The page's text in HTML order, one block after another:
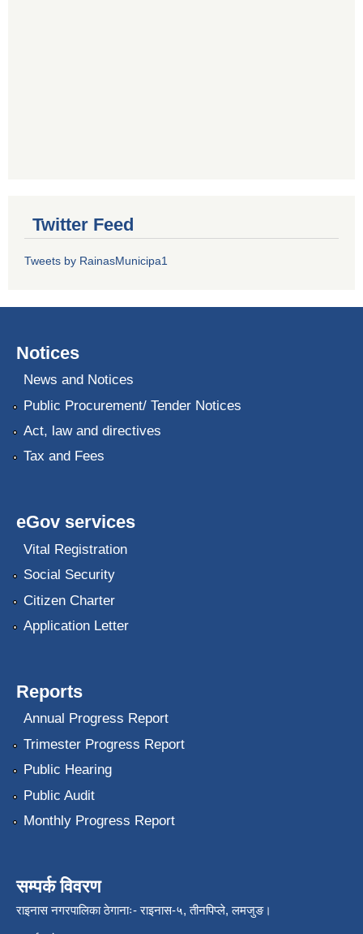
Twitter Feed
Tweets by RainasMunicipa1
Notices
News and Notices
Public Procurement/ Tender Notices
Act, law and directives
Tax and Fees
eGov services
Vital Registration
Social Security
Citizen Charter
Application Letter
Reports
Annual Progress Report
Trimester Progress Report
Public Hearing
Public Audit
Monthly Progress Report
सम्पर्क विवरण
राइनास नगरपालिका ठेगानाः- राइनास-५, तीनपिप्ले, लमजुङ।